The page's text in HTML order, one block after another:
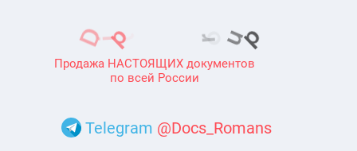
Продажа НАСТОЯЩИХ документов
по всей России
Telegram @Docs_Romans